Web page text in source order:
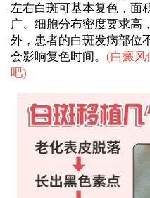
左右白斑可基本复色，面
广、细胞分布密度要求高
外，患者的白斑发病部位
会影响复色时间。 (白癜风
吧)